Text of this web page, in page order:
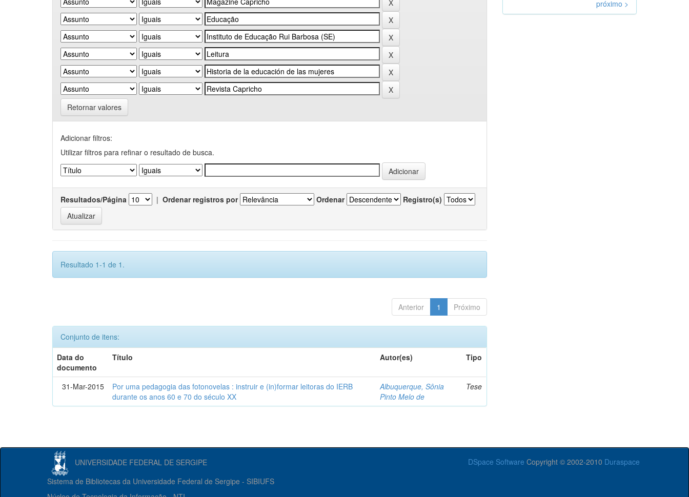
Retornar valores
Adicionar filtros:
Utilizar filtros para refinar o resultado de busca.
Resultados/Página | Ordenar registros por Ordenar Registro(s)
Resultado 1-1 de 1.
Anterior 1 Próximo
Conjunto de itens:
Data do
documento
Título Autor(es) Tipo
31-Mar-2015
Por uma pedagogia das fotonovelas : instruir e (in)formar leitoras do IERB
durante os anos 60 e 70 do século XX
Albuquerque, Sônia
Pinto Melo de
Tese
próximo >
UNIVERSIDADE FEDERAL DE SERGIPE DSpace Software Copyright © 2002-2010 Duraspace
Sistema de Bibliotecas da Universidade Federal de Sergipe - SIBIUFS